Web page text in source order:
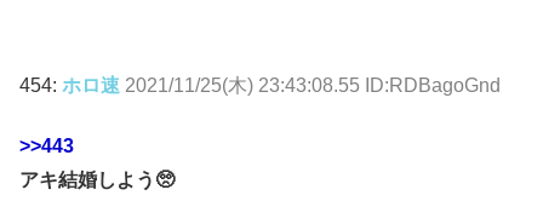
454: ホロ速 2021/11/25(木) 23:43:08.55 ID:RDBagoGnd
>>443
アキ結婚しよう🥺